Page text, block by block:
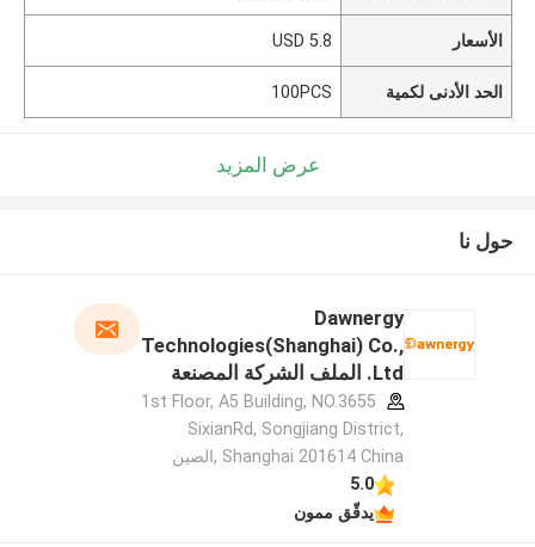
الأسعار 5.8 USD
الحد الأدنى لكمية 100PCS
عرض المزيد
حول نا
Dawnergy
Technologies(Shanghai) Co.,
Ltd. الملف الشركة المصنعة
1st Floor, A5 Building, NO.3655
SixianRd, Songjiang District,
Shanghai 201614 China ,الصين
5.0
يدقّق ممون